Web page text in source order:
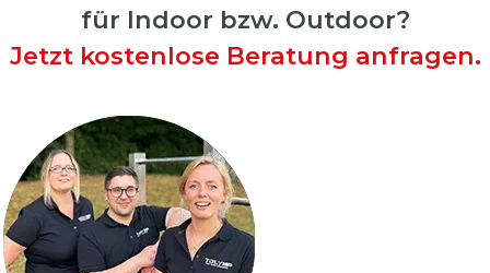
für Indoor bzw. Outdoor?
Jetzt kostenlose Beratung anfragen.